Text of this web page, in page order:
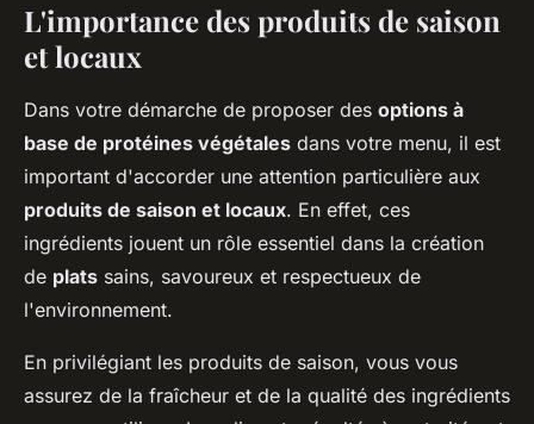
L'importance des produits de saison
et locaux
Dans votre démarche de proposer des options à
base de protéines végétales dans votre menu, il est
important d'accorder une attention particulière aux
produits de saison et locaux. En effet, ces
ingrédients jouent un rôle essentiel dans la création
de plats sains, savoureux et respectueux de
l'environnement.
En privilégiant les produits de saison, vous vous
assurez de la fraîcheur et de la qualité des ingrédients